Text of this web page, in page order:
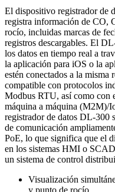
El dispositivo registrador de
registra información de CO,
rocío, incluidas marcas de
registros descargables. El
los datos en tiempo real a
la aplicación para iOS o la
estén conectados a la misma
compatible con protocolos
Modbus RTU, así como con
máquina a máquina (M2M)/
registrador de datos DL-300
de comunicación
PoE, lo que significa que el
en los sistemas HMI o
un sistema de control
Visualización